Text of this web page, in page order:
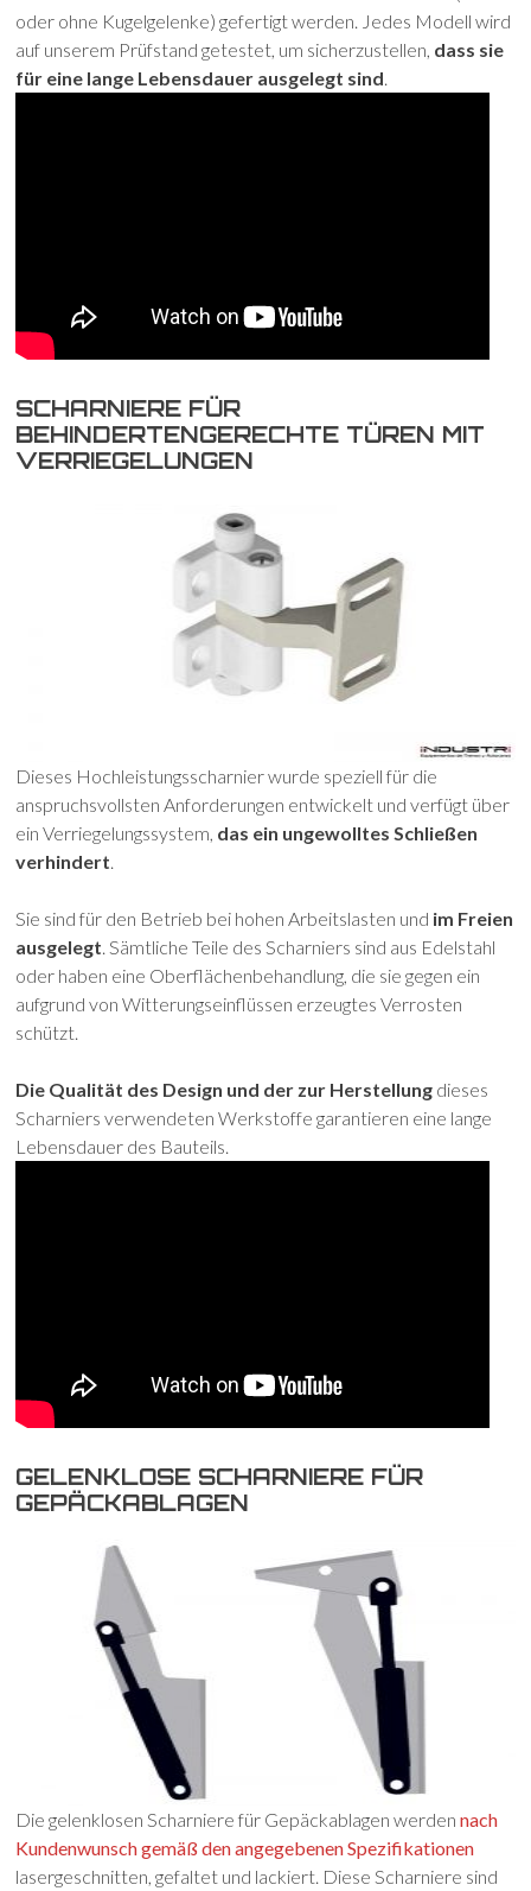
oder ohne Kugelgelenke) gefertigt werden. Jedes Modell wird
auf unserem Prüfstand getestet, um sicherzustellen, dass sie
für eine lange Lebensdauer ausgelegt sind
SCHARNIERE FÜR
BEHINDERTENGERECHTE TÜREN MIT
VERRIEGELUNGEN
Dieses Hochleistungsscharnier wurde speziell für die
anspruchsvollsten Anforderungen entwickelt und verfügt über
ein Verriegelungssystem, das ein ungewolltes Schließen
verhindert.
Sie sind für den Betrieb bei hohen Arbeitslasten und im Freien
ausgelegt. Sämtliche Teile des Scharniers sind aus Edelstahl
oder haben eine Oberflächenbehandlung, die sie gegen ein
aufgrund von Witterungseinflüssen erzeugtes Verrosten
schützt.
Die Qualität des Design und der zur Herstellung dieses
Scharniers verwendeten Werkstoffe garantieren eine lange
Lebensdauer des Bauteils.
GELENKLOSE SCHARNIERE FÜR
GEPÄCKABLAGEN
Die gelenklosen Scharniere für Gepäckablagen werdennach
Kundenwunsch gemäß den angegebenen Spezifikationen
lasergeschnitten, gefaltet und lackiert. Diese Scharniere sind